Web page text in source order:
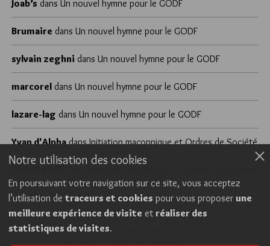
Joab’s dans Un nouvel hymne pour le GODF
Brumaire dans Un nouvel hymne pour le GODF
sylvain zeghni dans Un nouvel hymne pour le GODF
marcorel dans Un nouvel hymne pour le GODF
lazare-lag dans Un nouvel hymne pour le GODF
Yvan d'AlphadansInitiation maçonnique et Ordres de Société
Cookies
Politique de confidentialité
Consentement explicite
Notre utilisation des cookies
En poursuivant votre navigation sur ce site, vous acceptez
l’utilisation de traceurs et cookies pour vous proposer une
meilleure expérience de visite et réaliser des
statistiques de visites.